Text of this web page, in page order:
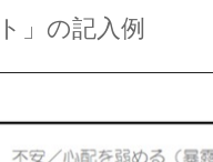
」の記入例